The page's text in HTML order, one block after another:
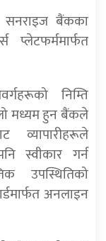
सनराइज बैंकका
प्लेटफर्ममार्फत
निम्ति
मध्यम हुन बैंकले
स्वीकार गर्न
उपस्थितिको
अनलाइन